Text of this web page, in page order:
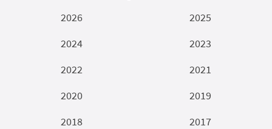
2026
2025
2024
2023
2022
2021
2020
2019
2018
2017